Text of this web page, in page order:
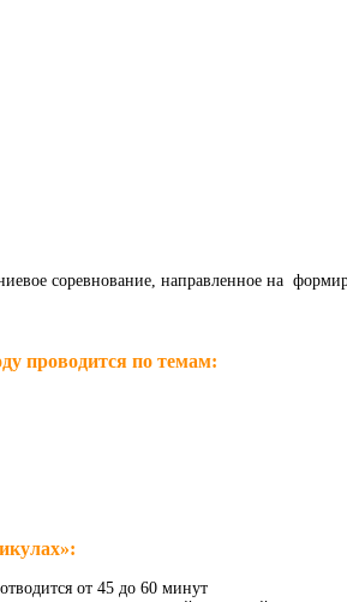
соревнование, направленное на
проводится по темам:
от 45 до 60 минут